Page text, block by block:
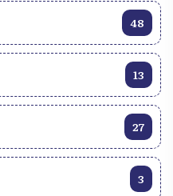
48
13
27
3